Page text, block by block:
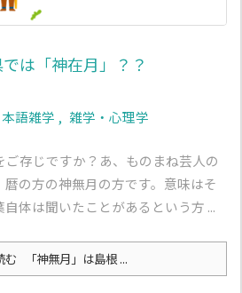
は「神在月」？？
語雑学 , 雑学・心理学
存じですか？あ、ものまね芸人の
の方の神無月の方です。意味はそ
体は聞いたことがあるという方 ...
む 「神無月」は島根 ...